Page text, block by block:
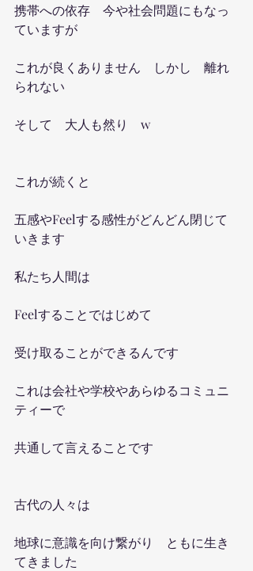
携帯への依存　今や社会問題にもなっ
ていますが
これが良くありません　しかし　離れ
られない
そして　大人も然り　w
これが続くと
五感やFeelする感性がどんどん閉じて
いきます
私たち人間は
Feelすることではじめて
受け取ることができるんです
これは会社や学校やあらゆるコミュニ
ティーで
共通して言えることです
古代の人々は
地球に意識を向け繋がり　ともに生き
てきました